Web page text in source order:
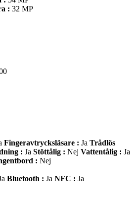
: 32 MP
Fingeravtrycksläsare : Ja Trådlös
: Ja Stöttålig : Nej Vattentålig : Ja
: Nej
Bluetooth : Ja NFC : Ja